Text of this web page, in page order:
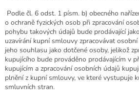
Podle čl. 6 odst. 1 písm. b) obecného
o ochraně fyzických osob při zpracování
pohybu takových údajů bude prodávající
uzavírání kupní smlouvy zpracovávat
jeho souhlasu jako dotčené osoby, jelikož
kupujícího bude prováděno prodávajícím v
kupujícím a zpracování osobních údajů
plnění z kupní smlouvy, ve které vystupuje
smluvních stran.